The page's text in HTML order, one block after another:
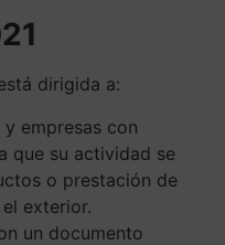
dirigida a:
empresas con
que su actividad se
o prestación de
exterior.
un documento